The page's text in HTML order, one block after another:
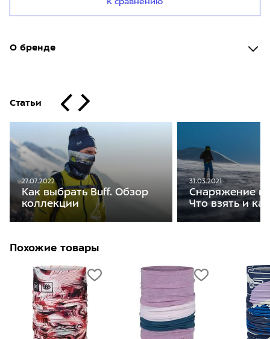
К сравнению
О бренде
Статьи
27.07.2022
Как выбрать Buff. Обзор
коллекции
31.03.2021
Снаряжение
Что взять и
Похожие товары